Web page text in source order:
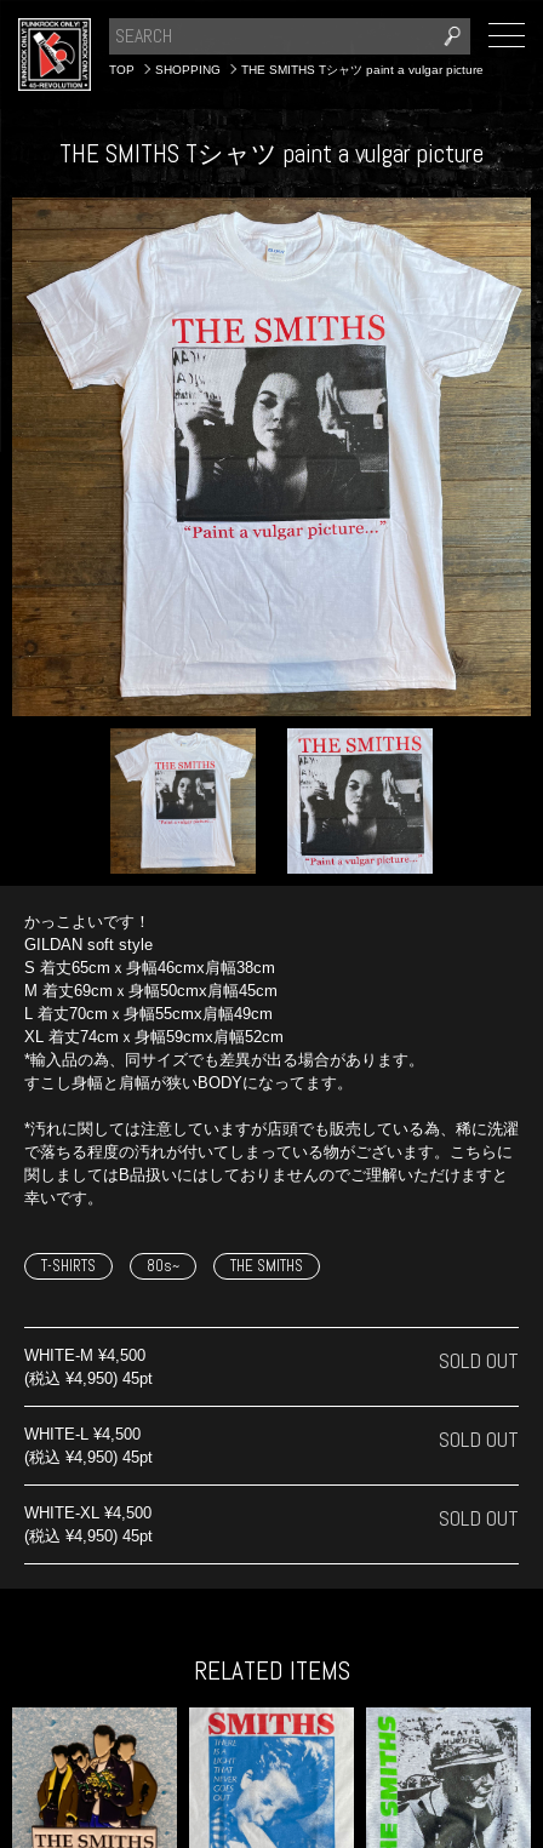
TOP SHOPPING THE SMITHS Tシャツ paint a vulgar picture
THE SMITHS Tシャツ paint a vulgar picture
かっこよいです！
GILDAN soft style
S 着丈65cmｘ身幅46cmx肩幅38cm
M 着丈69cmｘ身幅50cmx肩幅45cm
L 着丈70cmｘ身幅55cmx肩幅49cm
XL 着丈74cmｘ身幅59cmx肩幅52cm
*輸入品の為、同サイズでも差異が出る場合があります。
すこし身幅と肩幅が狭いBODYになってます。
*汚れに関しては注意していますが店頭でも販売している為、稀に洗濯
で落ちる程度の汚れが付いてしまっている物がございます。こちらに
関しましてはB品扱いにはしておりませんのでご理解いただけますと
幸いです。
T-SHIRTS 80s~ THE SMITHS
WHITE-M ¥4,500
(税込 ¥4,950) 45pt
SOLD OUT
WHITE-L ¥4,500
(税込 ¥4,950) 45pt
SOLD OUT
WHITE-XL ¥4,500
(税込 ¥4,950) 45pt
SOLD OUT
RELATED ITEMS